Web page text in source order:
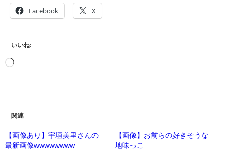
Facebook X
いいね:
関連
【画像あり】宇垣美里さんの
最新画像wwwwwwww
【画像】お前らの好きそうな
地味っこ